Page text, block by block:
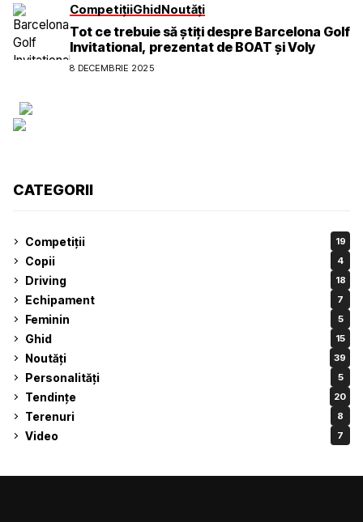
CompetițiiGhidNoutăți
Tot ce trebuie să știți despre Barcelona Golf
Invitational, prezentat de BOAT și Voly
8 DECEMBRIE 2025
CATEGORII
Competiții 19
Copii 4
Driving 18
Echipament 7
Feminin 5
Ghid 15
Noutăți 39
Personalități 5
Tendințe 20
Terenuri 8
Video 7